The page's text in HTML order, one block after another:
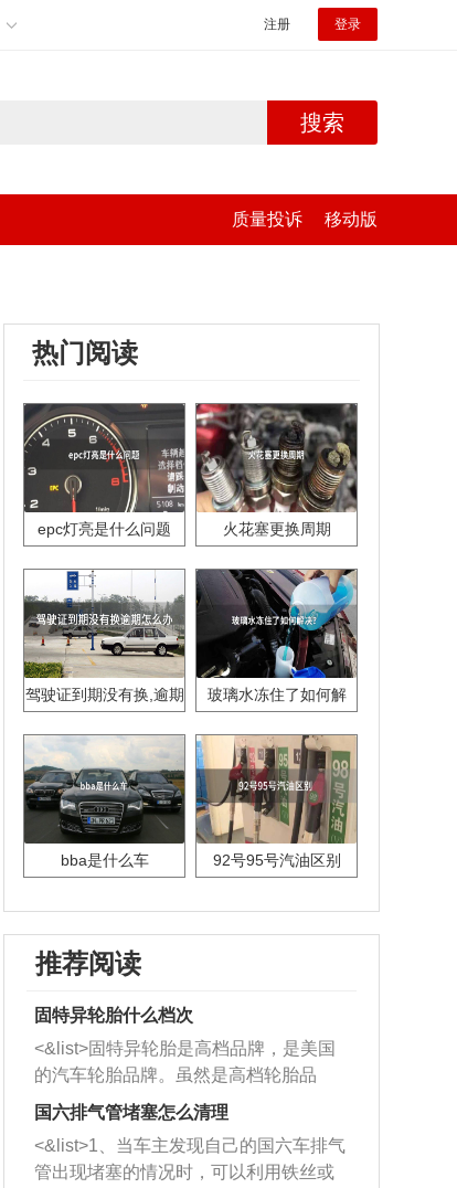
注册 登录
搜索
质量投诉 移动版
热门阅读
epc灯亮是什么问题 火花塞更换周期
驾驶证到期没有换,逾期
玻璃水冻住了如何解
bba是什么车 92号95号汽油区别
推荐阅读
固特异轮胎什么档次
<&list>固特异轮胎是高档品牌，是美国
的汽车轮胎品牌。虽然是高档轮胎品
牌，但是中高低端的轮胎都有生产，这
也是为了更好的开拓市场。
国六排气管堵塞怎么清理
<&list>1、当车主发现自己的国六车排气
管出现堵塞的情况时，可以利用铁丝或